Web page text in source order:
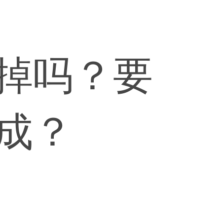
吗？要
？